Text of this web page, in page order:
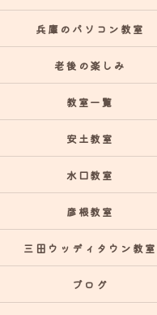
兵庫のパソコン教室
老後の楽しみ
教室一覧
安土教室
水口教室
彦根教室
三田ウッディタウン教室
ブログ